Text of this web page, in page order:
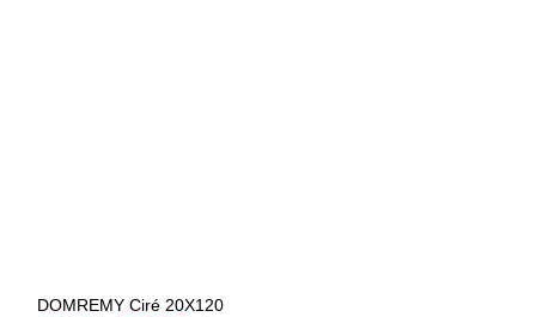
DOMREMY Ciré 20X120